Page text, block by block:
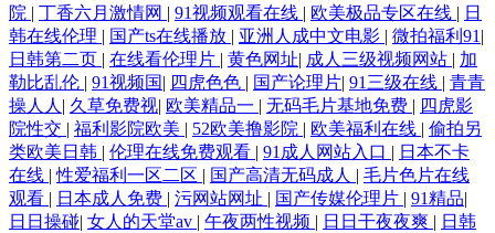
院 | 丁香六月激情网 | 91视频观看在线 | 欧美极品专区在线 | 日
韩在线伦理 | 国产ts在线播放 | 亚洲人成中文电影 | 微拍福利91 |
日韩第二页 | 在线看伦理片 | 黄色网址| 成人三级视频网站 | 加
勒比乱伦 | 91视频国| 四虎色色 | 国产论理片| 91三级在线 | 青青
操人人 | 久草免费视| 欧美精品一 | 无码毛片基地免费 | 四虎影
院性交 | 福利影院欧美 | 52欧美撸影院 | 欧美福利在线 | 偷拍另
类欧美日韩 | 伦理在线免费观看 | 91成人网站入口 | 日本不卡
在线 |性爱福利一区二区 | 国产高清无码成人 | 毛片色片在线
观看 | 日本成人免费 | 污网站网址 | 国产传媒伦理片 | 91精品|
日日操碰| 女人的天堂av | 午夜两性视频 | 日日干夜夜爽 | 日韩